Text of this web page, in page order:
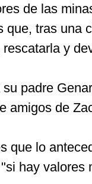
de las
que, tras una
y
padre
amigos de
que lo
hay